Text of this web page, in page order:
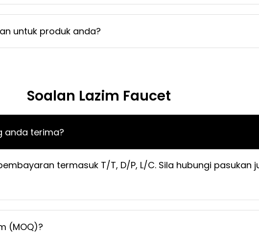
untuk produk anda?
Soalan Lazim Faucet
anda terima?
termasuk T/T, D/P, L/C. Sila hubungi pasukan
(MOQ)?